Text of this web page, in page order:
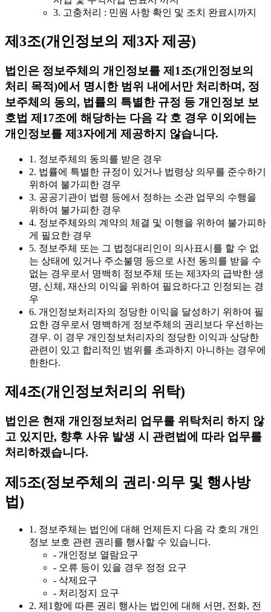
3. 고충처리 : 민원 사항 확인 및 조치 완료시까지
제3조(개인정보의 제3자 제공)
법인은 정보주체의 개인정보를 제1조(개인정보의
처리 목적)에서 명시한 범위 내에서만 처리하며, 정
보주체의 동의, 법률의 특별한 규정 등 개인정보 보
호법 제17조에 해당하는 다음 각 호 경우 이외에는
개인정보를 제3자에게 제공하지 않습니다.
1. 정보주체의 동의를 받은 경우
2. 법률에 특별한 규정이 있거나 법령상 의무를 준수하기
위하여 불가피한 경우
3. 공공기관이 법령 등에서 정하는 소관 업무의 수행을
위하여 불가피한 경우
4. 정보주체와의 계약의 체결 및 이행을 위하여 불가피하
게 필요한 경우
5. 정보주체 또는 그 법정대리인이 의사표시를 할 수 없
는 상태에 있거나 주소불명 등으로 사전 동의를 받을 수
없는 경우로서 명백히 정보주체 또는 제3자의 급박한 생
명, 신체, 재산의 이익을 위하여 필요하다고 인정되는 경
우
6. 개인정보처리자의 정당한 이익을 달성하기 위하여 필
요한 경우로서 명백하게 정보주체의 권리보다 우선하는
경우. 이 경우 개인정보처리자의 정당한 이익과 상당한
관련이 있고 합리적인 범위를 초과하지 아니하는 경우에
한한다.
제4조(개인정보처리의 위탁)
법인은 현재 개인정보처리 업무를 위탁처리 하지 않
고 있지만, 향후 사유 발생 시 관련법에 따라 업무를
처리하겠습니다.
제5조(정보주체의 권리·의무 및 행사방
법)
1. 정보주체는 법인에 대해 언제든지 다음 각 호의 개인
정보 보호 관련 권리를 행사할 수 있습니다.
- 개인정보 열람요구
- 오류 등이 있을 경우 정정 요구
- 삭제요구
- 처리정지 요구
2. 제1항에 따른 권리 행사는 법인에 대해 서면, 전화, 전